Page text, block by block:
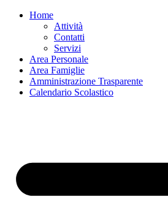
Home
Attività
Contatti
Servizi
Area Personale
Area Famiglie
Amministrazione Trasparente
Calendario Scolastico